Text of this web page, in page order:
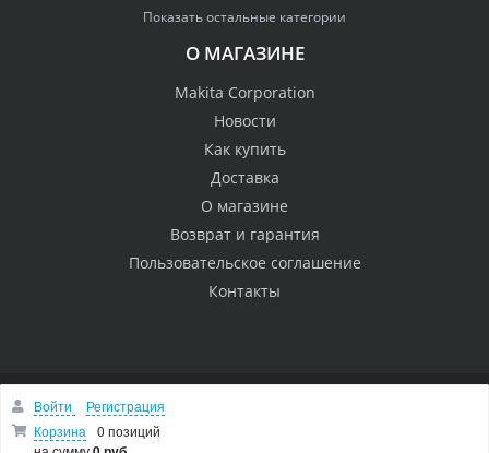
Показать остальные категории
О МАГАЗИНЕ
Makita Corporation
Новости
Как купить
Доставка
О магазине
Возврат и гарантия
Пользовательское соглашение
Контакты
© 2005 Сервисный центр Макита
Войти
Регистрация
Корзина
0 позиций